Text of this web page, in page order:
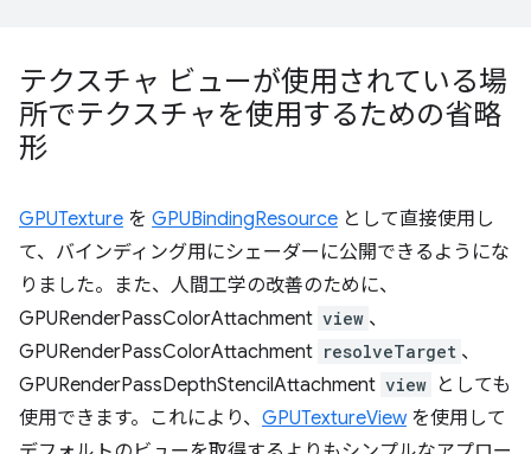
テクスチャ ビューが使用されている場
所でテクスチャを使用するための省略
形
GPUTexture を GPUBindingResource として直接使用し
て、バインディング用にシェーダーに公開できるようにな
りました。また、人間工学の改善のために、
GPURenderPassColorAttachment view 、
GPURenderPassColorAttachment resolveTarget 、
GPURenderPassDepthStencilAttachment view としても
使用できます。これにより、 GPUTextureViewを使用して